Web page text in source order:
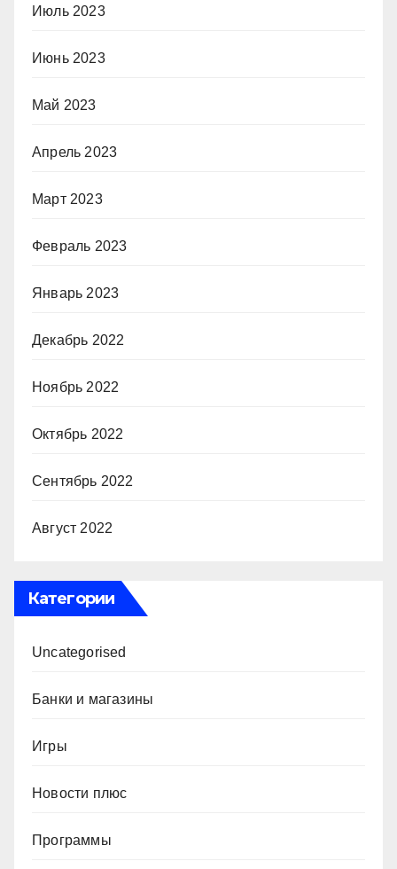
Июль 2023
Июнь 2023
Май 2023
Апрель 2023
Март 2023
Февраль 2023
Январь 2023
Декабрь 2022
Ноябрь 2022
Октябрь 2022
Сентябрь 2022
Август 2022
Категории
Uncategorised
Банки и магазины
Игры
Новости плюс
Программы